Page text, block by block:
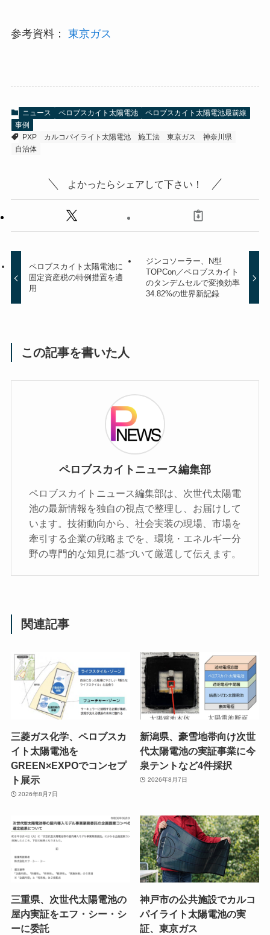
参考資料： 東京ガス
ニュース ペロブスカイト太陽電池
ペロブスカイト太陽電池最前線
事例
PXP
カルコパイライト太陽電池 施工法 東京ガス
神奈川県
自治体
よかったらシェアして下さい！
ペロブスカイト太陽電池に
固定資産税の特例措置を適
用
ジンコソーラー、N型
TOPCon／ペロブスカイト
のタンデムセルで変換効率
34.82%の世界新記録
この記事を書いた人
ペロブスカイトニュース編集部
ペロブスカイトニュース編集部は、次世代太陽電
池の最新情報を独自の視点で整理し、お届けして
います。技術動向から、社会実装の現場、市場を
牽引する企業の戦略までを、環境・エネルギー分
野の専門的な知見に基づいて厳選して伝えます。
関連記事
三菱ガス化学、ペロブスカ
イト太陽電池を
GREEN×EXPOでコンセプ
ト展示
2026年8月7日
新潟県、豪雪地帯向け次世
代太陽電池の実証事業に今
泉テントなど4件採択
2026年8月7日
三重県、次世代太陽電池の
屋内実証をエフ・シー・シ
ーに委託
神戸市の公共施設でカルコ
パイライト太陽電池の実
証、東京ガス